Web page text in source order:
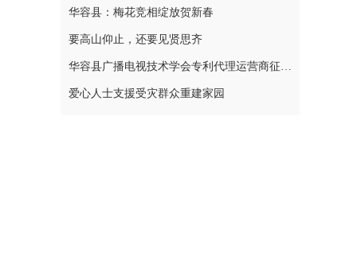
华容县：梅花竞相绽放贺新春
要高山仰止，还要见贤思齐
华容县广播电视技术学会专利代理运营商征集公告
爱心人士支援受灾群众重建家园